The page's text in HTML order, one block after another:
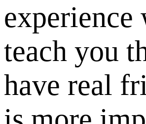
teach you
have real